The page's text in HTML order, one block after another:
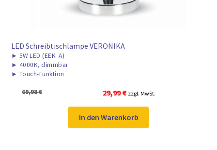
LED Schreibtischlampe VERONIKA
► 5W LED (EEK: A)
► 4000K, dimmbar
► Touch-Funktion
69,98€
Ursprünglicher
Preis
war:
69,98 €
29,99€Aktueller
Preis
ist:
29,99 €.
zzgl. MwSt.
In den Warenkorb